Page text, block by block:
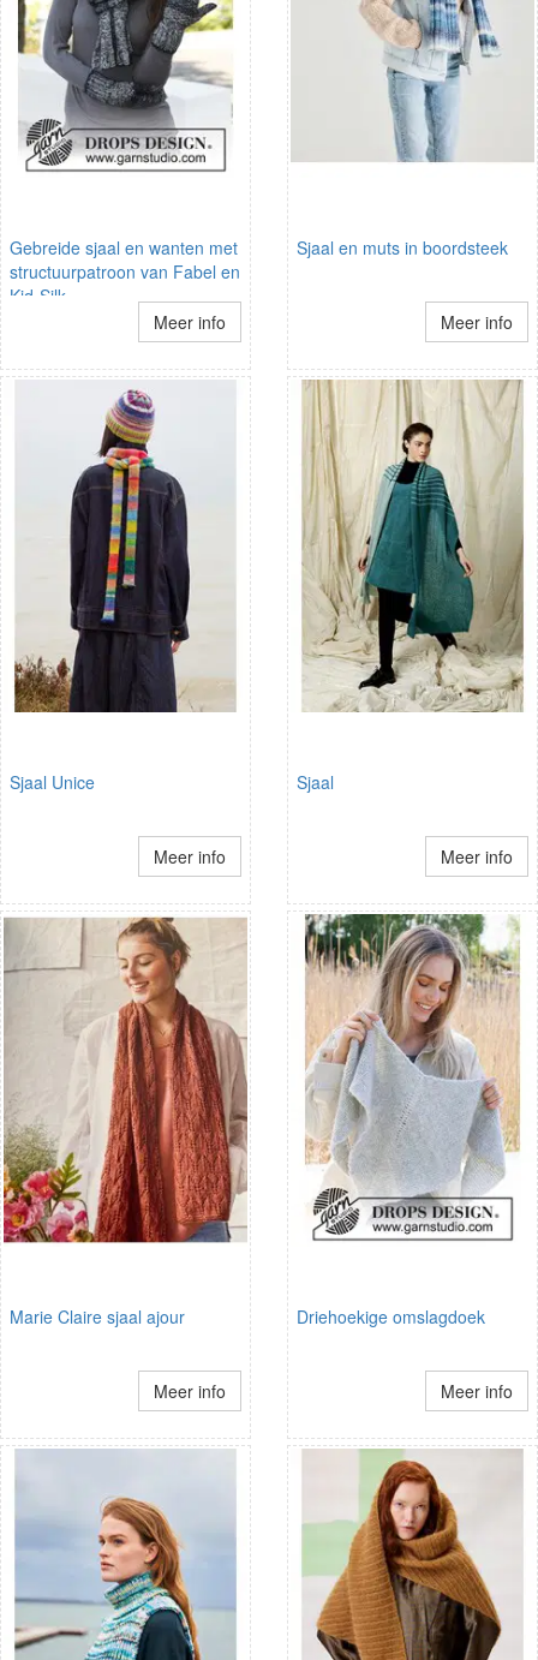
Gebreide sjaal en wanten met
structuurpatroon van Fabel en
Kid-Silk.
Meer info
Sjaal en muts in boordsteek
Meer info
Sjaal Unice
Meer info
Sjaal
Meer info
Marie Claire sjaal ajour
Meer info
Driehoekige omslagdoek
Meer info